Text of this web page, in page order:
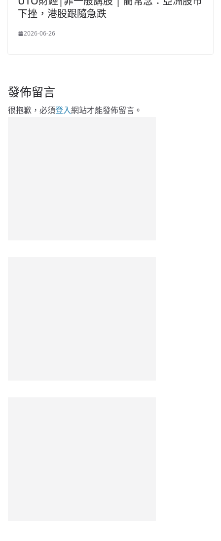
下挫，港股跟隨急跌
2026-06-26
發佈留言
很抱歉，必須登入網站才能發佈留言。